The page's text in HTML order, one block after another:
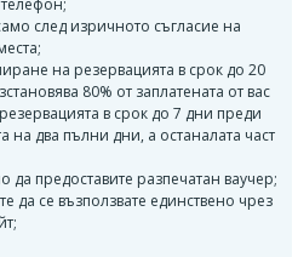
след изричното съгласие на
на резервацията в срок до 20
80% от заплатената от вас
в срок до 7 дни преди
на два пълни дни, а останалата част
предоставите разпечатан ваучер;
да се възползвате единствено чрез